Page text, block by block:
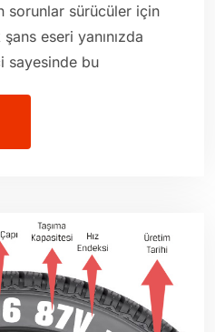
sorunlar sürücüler için
eseri yanınızda
sayesinde bu